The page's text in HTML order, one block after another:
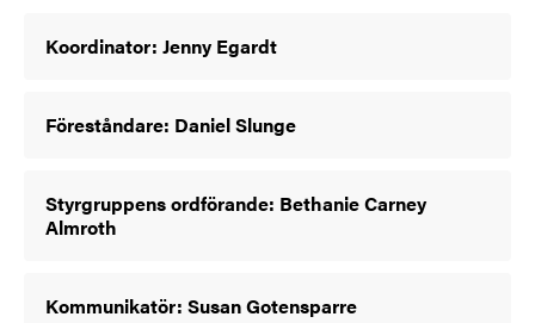
Koordinator: Jenny Egardt
Föreståndare: Daniel Slunge
Styrgruppens ordförande: Bethanie Carney
Almroth
Kommunikatör: Susan Gotensparre